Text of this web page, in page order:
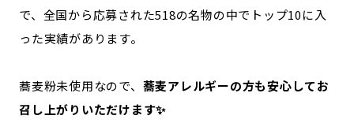
で、全国から応募された518の名物の中でトップ10に入
った実績があります。
蕎麦粉未使用なので、 蕎麦アレルギーの方も安心してお
召し上がりいただけます✨